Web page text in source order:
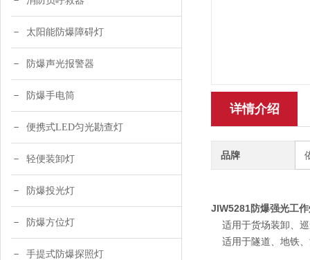
太阳能防爆障碍灯
防爆声光报警器
防爆手电筒
便携式LED匀光勘查灯
轻便装卸灯
防爆投光灯
防爆方位灯
手提式防爆探照灯
详情介绍
品牌
JIW5281防爆强光工
适用于货场装卸、巡
适用于隧道、地铁、